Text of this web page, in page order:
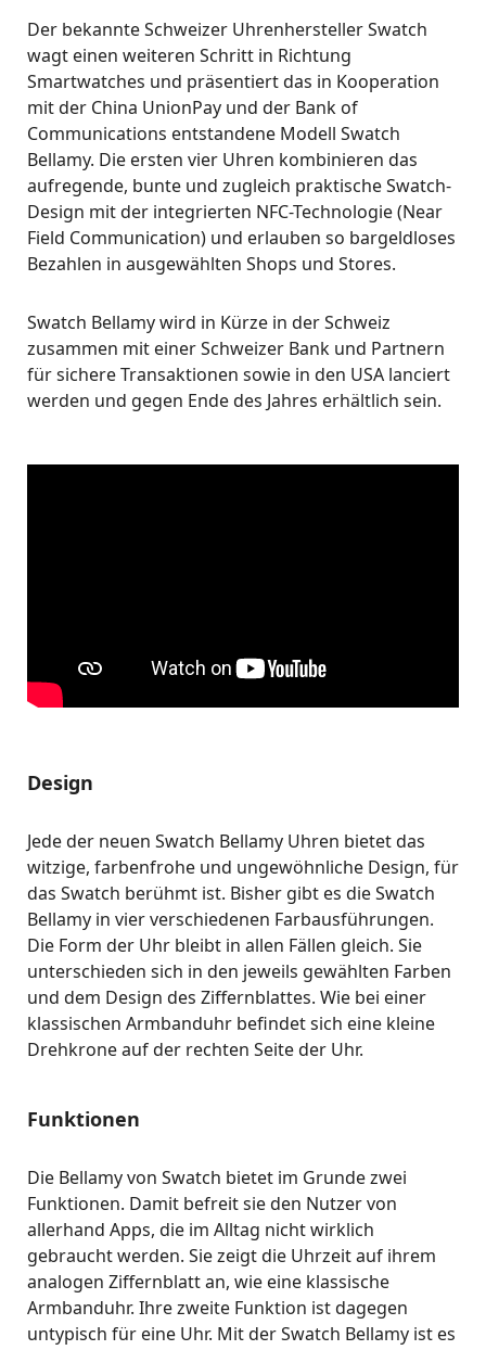
Der bekannte Schweizer Uhrenhersteller Swatch
wagt einen weiteren Schritt in Richtung
Smartwatches und präsentiert das in Kooperation
mit der China UnionPay und der Bank of
Communications entstandene Modell Swatch
Bellamy. Die ersten vier Uhren kombinieren das
aufregende, bunte und zugleich praktische Swatch-
Design mit der integrierten NFC-Technologie (Near
Field Communication) und erlauben so bargeldloses
Bezahlen in ausgewählten Shops und Stores.
Swatch Bellamy wird in Kürze in der Schweiz
zusammen mit einer Schweizer Bank und Partnern
für sichere Transaktionen sowie in den USA lanciert
werden und gegen Ende des Jahres erhältlich sein.
Design
Jede der neuen Swatch Bellamy Uhren bietet das
witzige, farbenfrohe und ungewöhnliche Design, für
das Swatch berühmt ist. Bisher gibt es die Swatch
Bellamy in vier verschiedenen Farbausführungen.
Die Form der Uhr bleibt in allen Fällen gleich. Sie
unterschieden sich in den jeweils gewählten Farben
und dem Design des Ziffernblattes. Wie bei einer
klassischen Armbanduhr befindet sich eine kleine
Drehkrone auf der rechten Seite der Uhr.
Funktionen
Die Bellamy von Swatch bietet im Grunde zwei
Funktionen. Damit befreit sie den Nutzer von
allerhand Apps, die im Alltag nicht wirklich
gebraucht werden. Sie zeigt die Uhrzeit auf ihrem
analogen Ziffernblatt an, wie eine klassische
Armbanduhr. Ihre zweite Funktion ist dagegen
untypisch für eine Uhr. Mit der Swatch Bellamy ist es